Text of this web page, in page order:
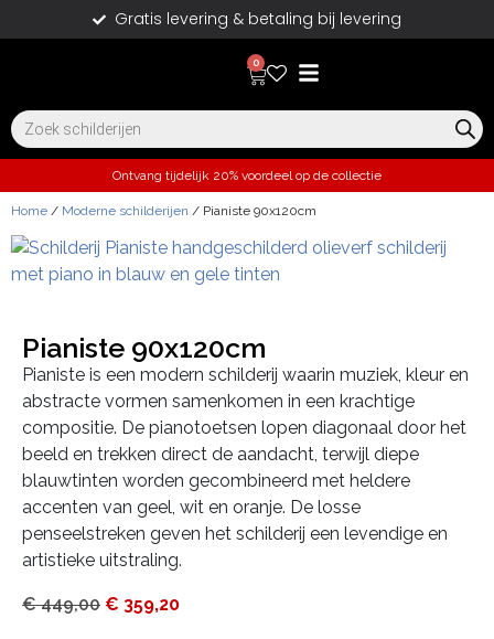
Gratis levering & betaling bij levering
0
Ontvang tijdelijk 20% voordeel op de collectie
Home / Moderne schilderijen / Pianiste 90x120cm
Pianiste 90x120cm
Pianiste is een modern schilderij waarin muziek, kleur en
abstracte vormen samenkomen in een krachtige
compositie. De pianotoetsen lopen diagonaal door het
beeld en trekken direct de aandacht, terwijl diepe
blauwtinten worden gecombineerd met heldere
accenten van geel, wit en oranje. De losse
penseelstreken geven het schilderij een levendige en
artistieke uitstraling.
€449,00 € 359,20